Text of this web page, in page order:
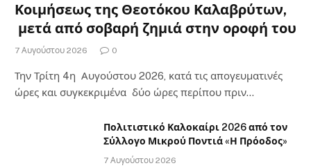
Κοιμήσεως της Θεοτόκου Καλαβρύτων,
μετά από σοβαρή ζημιά στην οροφή του
7 Αυγούστου 2026 0
Την Τρίτη 4η Αυγούστου 2026, κατά τις απογευματινές
ώρες και συγκεκριμένα δύο ώρες περίπου πριν…
Πολιτιστικό Καλοκαίρι 2026 από τον
Σύλλογο Μικρού Ποντιά «Η Πρόοδος»
7 Αυγούστου 2026